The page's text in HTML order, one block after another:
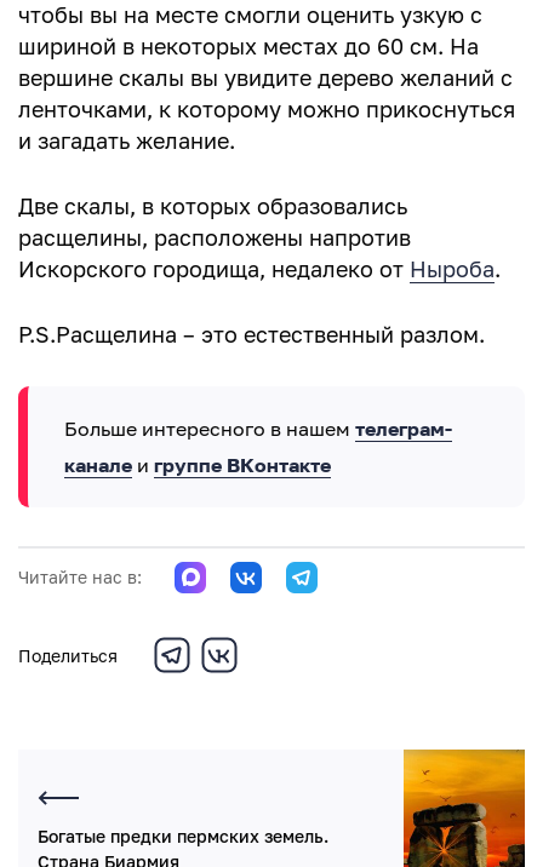
чтобы вы на месте смогли оценить узкую с
шириной в некоторых местах до 60 см. На
вершине скалы вы увидите дерево желаний с
ленточками, к которому можно прикоснуться
и загадать желание.
Две скалы, в которых образовались
расщелины, расположены напротив
Искорского городища, недалеко от Ныроба.
P.S.Расщелина – это естественный разлом.
Больше интересного в нашем телеграм-
канале и группе ВКонтакте
Читайте нас в:
Поделиться
Богатые предки пермских земель.
Страна Биармия